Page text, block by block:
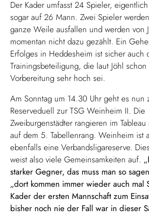
Der Kader umfasst 24 Spieler,
sogar auf 26 Mann. Zwei Spieler
ganze Weile ausfallen und werden von
momentan nicht dazu gezählt. Ein
Erfolges in Heddesheim ist sicher auch
Trainingsbeteiligung, die laut Jöhl
Vorbereitung sehr hoch sei.
Am Sonntag um 14.30 Uhr geht es nun
Reserveduell zur TSG Weinheim II. Die
Zweiburgenstädter rangieren im Tableau
auf dem 5. Tabellenrang. Weinheim ist
ebenfalls eine Verbandsligareserve.
weist also viele Gemeinsamkeiten auf.
starker Gegner, das muss man so
„dort kommen immer wieder auch mal
Kader der ersten Mannschaft zum
bisher noch nie der Fall war in dieser